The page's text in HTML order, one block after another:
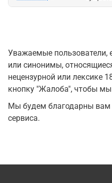
Уважаемые пользователи,
или синонимы,
нецензурной или лексике
кнопку "Жалоба", чтобы
Мы будем благодарны вам
сервиса.